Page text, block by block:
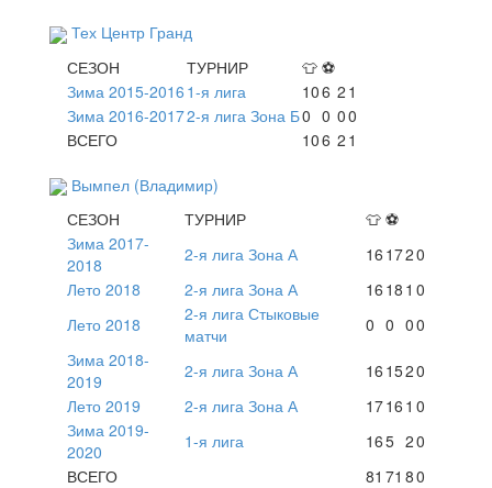
Тех Центр Гранд
СЕЗОН
ТУРНИР 👕 ⚽
Зима 2015-2016 1-я лига 106 2 1
Зима 2016-20172-я лига Зона Б0 0 00
ВСЕГО
106 2 1
Вымпел (Владимир)
СЕЗОН
ТУРНИР 👕 ⚽
Зима 2017-
2018
2-я лига Зона А 16 1720
Лето 2018
2-я лига Зона А 16 18 1 0
Лето 2018
2-я лига Стыковые
матчи
0 0 00
Зима 2018-
2019
2-я лига Зона А 16 1520
Лето 2019
2-я лига Зона А 1716 1 0
Зима 2019-
2020
1-я лига 165 20
ВСЕГО
81 71 80